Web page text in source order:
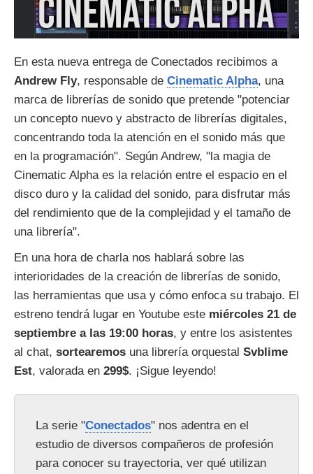
En esta nueva entrega de Conectados recibimos a
Andrew Fly, responsable de Cinematic Alpha, una
marca de librerías de sonido que pretende "potenciar
un concepto nuevo y abstracto de librerías digitales,
concentrando toda la atención en el sonido más que
en la programación". Según Andrew, "la magia de
Cinematic Alpha es la relación entre el espacio en el
disco duro y la calidad del sonido, para disfrutar más
del rendimiento que de la complejidad y el tamaño de
una librería".
En una hora de charla nos hablará sobre las
interioridades de la creación de librerías de sonido,
las herramientas que usa y cómo enfoca su trabajo. El
estreno tendrá lugar en Youtube este miércoles 21 de
septiembre a las 19:00 horas, y entre los asistentes
al chat, sortearemos una librería orquestal Svblime
Est, valorada en 299$. ¡Sigue leyendo!
La serie "Conectados" nos adentra en el
estudio de diversos compañeros de profesión
para conocer su trayectoria, ver qué utilizan